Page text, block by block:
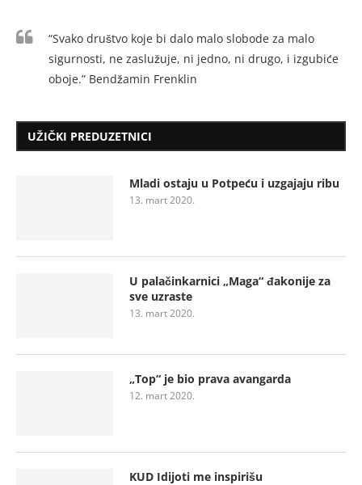
“Svako društvo koje bi dalo malo slobode za malo
sigurnosti, ne zaslužuje, ni jedno, ni drugo, i izgubiće
oboje.” Bendžamin Frenklin
UŽIČKI PREDUZETNICI
Mladi ostaju u Potpeću i uzgajaju ribu
13. mart 2020.
U palačinkarnici „Maga“ đakonije za
sve uzraste
13. mart 2020.
„Top“ je bio prava avangarda
12. mart 2020.
KUD Idijoti me inspirišu